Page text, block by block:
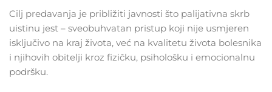
Cilj predavanja je približiti javnosti što palijativna skrb
uistinu jest – sveobuhvatan pristup koji nije usmjeren
isključivo na kraj života, već na kvalitetu života bolesnika
i njihovih obitelji kroz fizičku, psihološku i emocionalnu
podršku.